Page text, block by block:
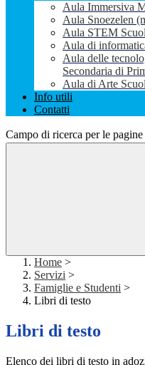
Aula Immersiva
Aula Snoezelen
Aula STEM
Aula di
Aula delle
Secondaria di
Aula di Arte
Info utili
Contatti
Campo di ricerca per le
Home >
Servizi >
Famiglie e Studenti >
Libri di testo
Libri di testo
Elenco dei libri di testo in